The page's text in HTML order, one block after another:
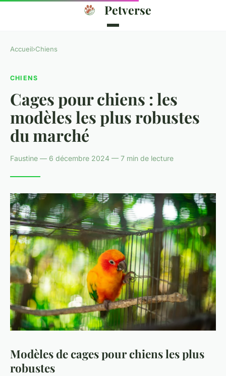
Petverse
Accueil›Chiens
CHIENS
Cages pour chiens : les
modèles les plus robustes
du marché
Faustine — 6 décembre 2024 — 7 min de lecture
Modèles de cages pour chiens les plus
robustes